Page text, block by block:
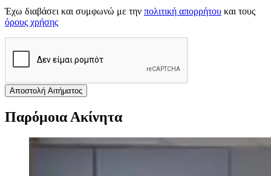
Έχω διαβάσει και συμφωνώ με την πολιτική απορρήτου και τους
όρους χρήσης
Αποστολή Αιτήματος
Παρόμοια Ακίνητα